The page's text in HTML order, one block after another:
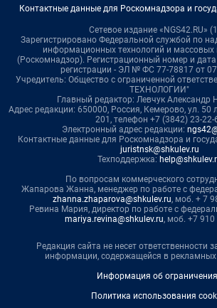
Контактные данные для Роскомнадзора и
Сетевое издание «NGS42.RU»
Зарегистрировано Федеральной службой по
информационных технологий и
(Роскомнадзор). Регистрационный номер и
регистрации - ЭЛ № ФС 77-78817 от
Учредитель: Общество с ограниченной
ТЕХНОЛОГИИ"
Главный редактор: Левчук Александр
Адрес редакции: 650000, Россия, Кемерово, ул. 50
201, телефон +7 (3842) 23-22-
Электронный адрес редакции:
Контактные данные для Роскомнадзора и
juristnsk@shkulev.ru
Техподдержка:
По вопросам коммерческого
Жапарова Жанна, менеджер по работе с
zhanna.zhaparova@shkulev.ru, моб. + 7
Ревина Мария, директор по работе с
mariya.revina@shkulev.ru, моб. +7
Редакция сайта не несет ответственности
информации, содержащейся в рекламных
Информация об
Политика использования